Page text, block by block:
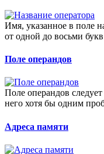
Имя, указанное в поле
от одной до восьми
Поле операндов
Поле операндов
него хотя бы одним
Адреса памяти